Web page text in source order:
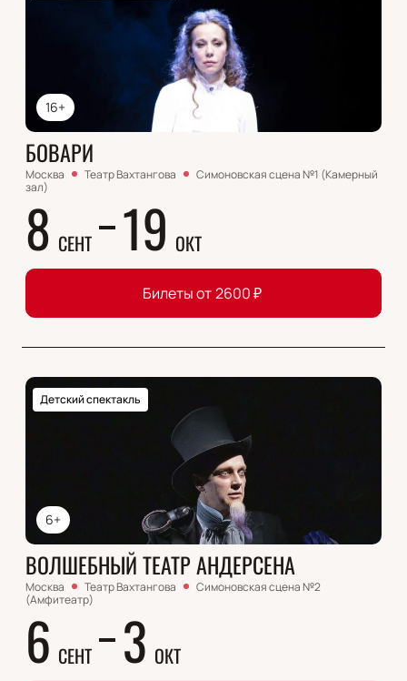
16+
БОВАРИ
Москва Театр Вахтангова
Симоновская сцена №1 (Камерный
зал)
8 СЕНТ 19 ОКТ
Билеты от 2600₽
6+
Детский спектакль
ВОЛШЕБНЫЙ ТЕАТР АНДЕРСЕНА
Москва Театр Вахтангова
Симоновская сцена №2
(Амфитеатр)
6 СЕНТ 3 ОКТ